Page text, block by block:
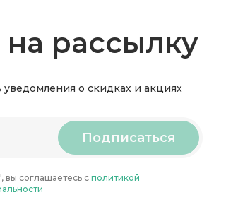
рассылку
о скидках и акциях
Подписаться
вы соглашаетесь сполитикой